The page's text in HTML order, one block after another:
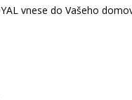
vnese do Vašeho